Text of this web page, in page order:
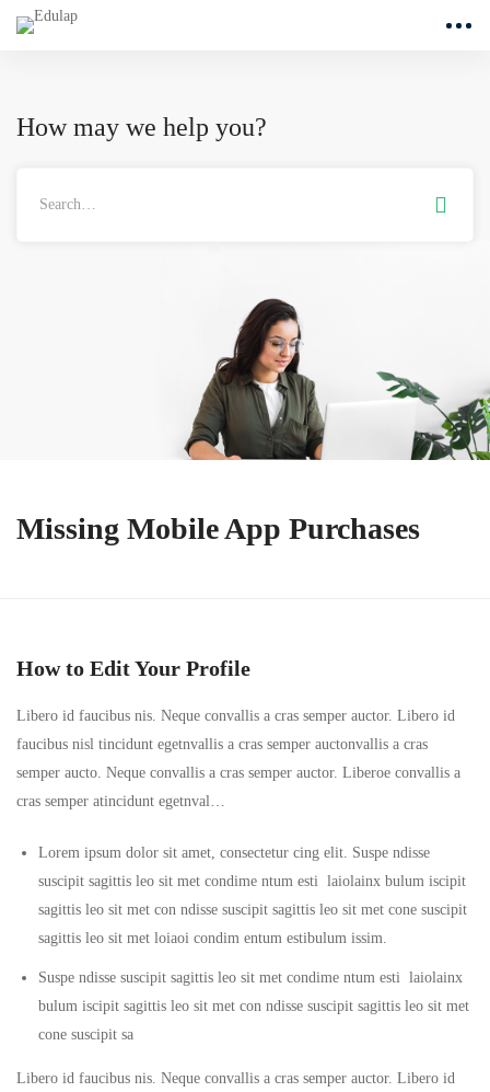
How may we help you?
Missing Mobile App Purchases
How to Edit Your Profile
Libero id faucibus nis. Neque convallis a cras semper auctor. Libero id
faucibus nisl tincidunt egetnvallis a cras semper auctonvallis a cras
semper aucto. Neque convallis a cras semper auctor. Liberoe convallis a
cras semper atincidunt egetnval…
Lorem ipsum dolor sit amet, consectetur cing elit. Suspe ndisse
suscipit sagittis leo sit met condime ntum esti laiolainx bulum iscipit
sagittis leo sit met con ndisse suscipit sagittis leo sit met cone suscipit
sagittis leo sit met loiaoi condim entum estibulum issim.
Suspe ndisse suscipit sagittis leo sit met condime ntum esti laiolainx
bulum iscipit sagittis leo sit met con ndisse suscipit sagittis leo sit met
cone suscipit sa
Libero id faucibus nis. Neque convallis a cras semper auctor. Libero id